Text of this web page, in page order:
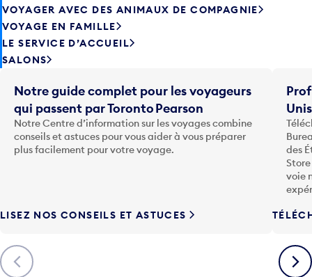
VOYAGER AVEC DES ANIMAUX DE COMPAGNIE
VOYAGE EN FAMILLE
LE SERVICE D’ACCUEIL
SALONS
Précédent
Notre guide complet pour les voyageurs
qui passent par Toronto Pearson
Notre Centre d’information sur les voyages combine
conseils et astuces pour vous aider à vous préparer
plus facilement pour votre voyage.
LISEZ NOS CONSEILS ET ASTUCES
des
voie